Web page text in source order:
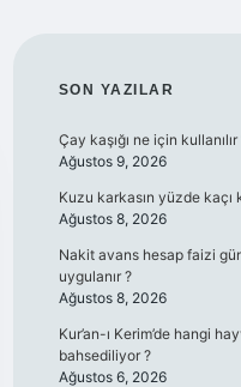
SON YAZILAR
Çay kaşığı ne için kullanılır
Ağustos 9, 2026
Kuzu karkasın yüzde kaçı
Ağustos 8, 2026
Nakit avans hesap faizi
uygulanır ?
Ağustos 8, 2026
Kur’an-ı Kerim’de hangi
bahsediliyor ?
Ağustos 6, 2026